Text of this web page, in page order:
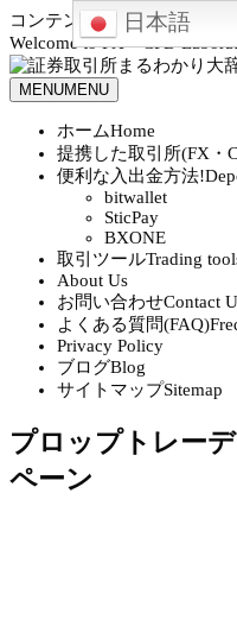
コンテンツへスキップ
Welcome to FX・CFD
MENUMENU
ホームHome
提携した取引所(FX・
便利な入出金方法!
bitwallet
SticPay
BXONE
取引ツールTrading
About Us
お問い合わせContact
よくある質問(FAQ)
Privacy Policy
ブログBlog
サイトマップSitemap
プロップトレー
ペーン
日本語